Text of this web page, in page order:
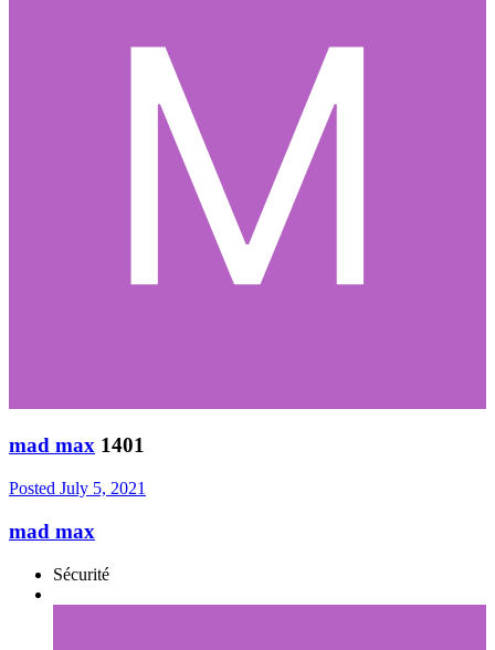
mad max 1401
Posted July 5, 2021
mad max
Sécurité